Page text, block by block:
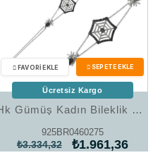
Hk Gümüş Kadın Bileklik Örümcek Ağı |Gümüş Takı Hediyelik Ürünler
925BR0460275
₺1.961,36
₺3.334,32
Ücretsiz Kargo